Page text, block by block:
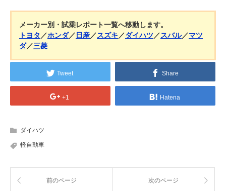
メーカー別・試乗レポート一覧へ移動します。
トヨタ ／ホンダ／ 日産／スズキ ／ダイハツ ／スバル／マツ
ダ／三菱
Tweet Share
+1 Hatena
ダイハツ
軽自動車
前のページ 次のページ